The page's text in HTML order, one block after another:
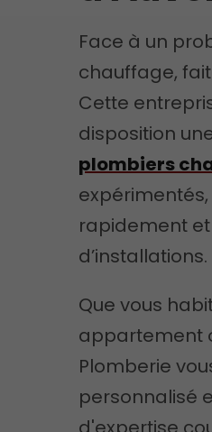
Face à un
chauffage,
Cette
disposition
plombiers
rapidement
d’installations.
Que vous
appartement
Plomberie
personnalisé